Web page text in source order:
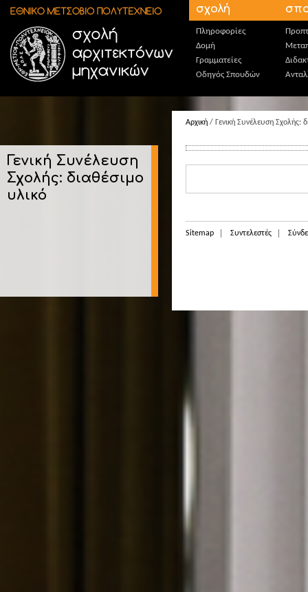
Παράκαμψη προς το κυρίως περιεχόμενο σχολή
Πληροφορίες
Δομή
Γραμματείες
Οδηγός Σπουδών
Γενική Συνέλευση
Σχολής: διαθέσιμο
υλικό
Αρχική / Γενική Συνέλευση Σχολής:
Sitemap Συντελεστές